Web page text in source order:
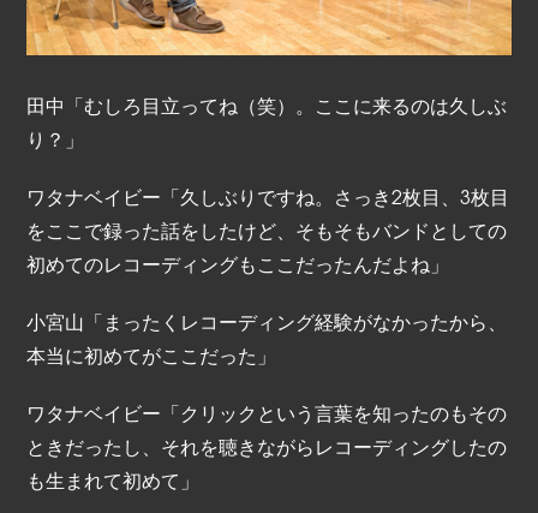
田中「むしろ目立ってね（笑）。ここに来るのは久しぶ
り？」
ワタナベイビー「久しぶりですね。さっき2枚目、3枚目
をここで録った話をしたけど、そもそもバンドとしての
初めてのレコーディングもここだったんだよね」
小宮山「まったくレコーディング経験がなかったから、
本当に初めてがここだった」
ワタナベイビー「クリックという言葉を知ったのもその
ときだったし、それを聴きながらレコーディングしたの
も生まれて初めて」